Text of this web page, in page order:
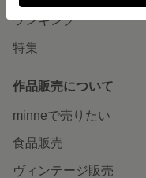
ランキング
特集
作品販売について
minneで売りたい
食品販売
ヴィンテージ販売